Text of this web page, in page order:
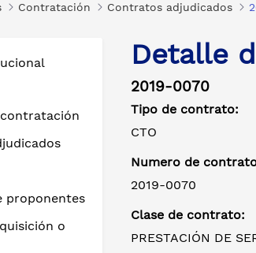
Contratación Contratos adjudicados
proponentes
o
Detalle
2019-0070
Tipo de contrato:
CTO
Numero de
2019-0070
Clase de contrato:
PRESTACIÓN DE